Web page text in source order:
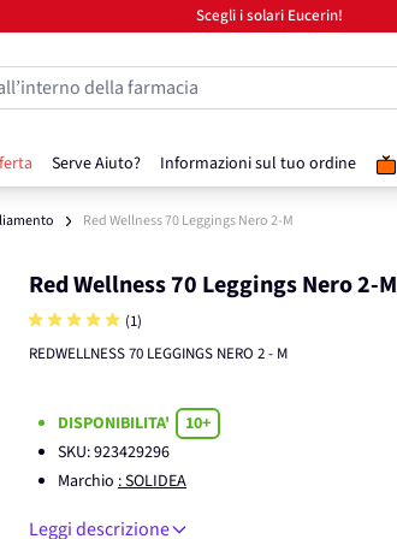
Scegli i solari Eucerin!
Serve Aiuto? Informazioni sul tuo ordine
della farmacia
Red Wellness 70 Leggings Nero 2-M
Red Wellness 70 Leggings Nero 2-M
(1)
REDWELLNESS 70 LEGGINGS NERO 2 - M
DISPONIBILITA'
10+
SKU:923429296
Marchio : SOLIDEA
Leggi descrizione